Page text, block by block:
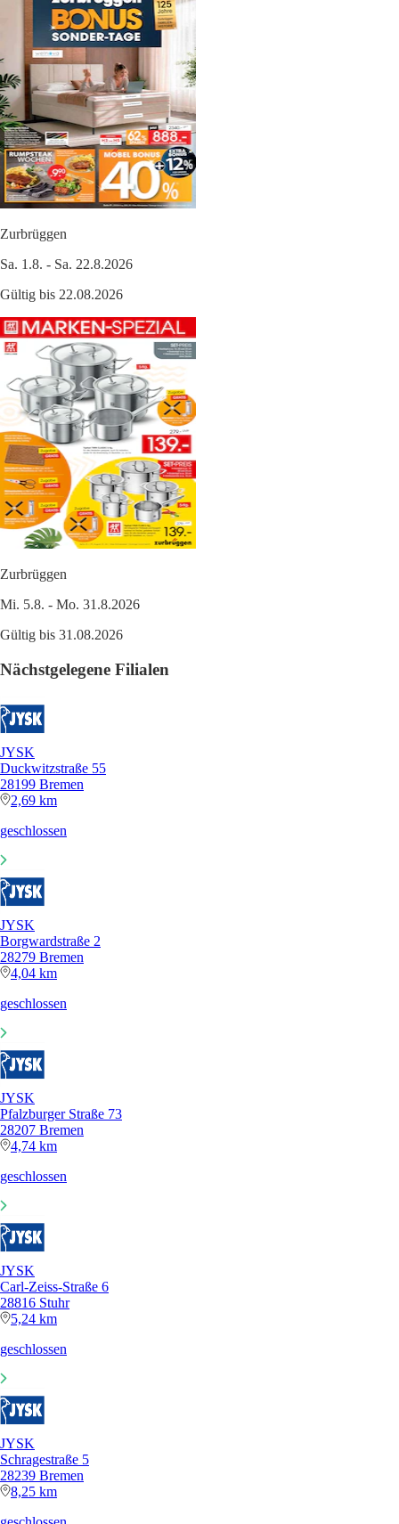
Zurbrüggen
Sa. 1.8. - Sa. 22.8.2026
Gültig bis 22.08.2026
Zurbrüggen
Mi. 5.8. - Mo. 31.8.2026
Gültig bis 31.08.2026
Nächstgelegene Filialen
JYSK
Duckwitzstraße 55
28199 Bremen
2,69 km
geschlossen
JYSK
Borgwardstraße 2
28279 Bremen
4,04 km
geschlossen
JYSK
Pfalzburger Straße 73
28207 Bremen
4,74 km
geschlossen
JYSK
Carl-Zeiss-Straße 6
28816 Stuhr
5,24 km
geschlossen
JYSK
Schragestraße 5
28239 Bremen
8,25 km